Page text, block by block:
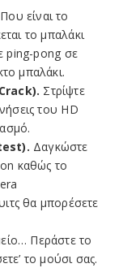
Που είναι το
το μπαλάκι
ping-pong σε
μπαλάκι.
Στρίψτε
του HD
Δαγκώστε
καθώς το
θα μπορέσετε
Περάστε το
το μούσι σας.